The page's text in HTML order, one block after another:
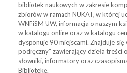
bibliotek naukowych w zakresie
zbiorów w ramach NUKAT, w której
WNPiSM UW, informacja o naszym
w katalogu online oraz w katalogu
dysponuje 90 miejscami. Znajduje się
podręczny” zawierający dzieła treści
słowniki, informatory oraz
Bibliotekę.